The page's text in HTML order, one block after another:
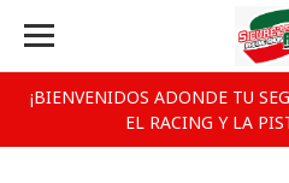
¡BIENVENIDOS ADONDE TU
EL RACING Y LA